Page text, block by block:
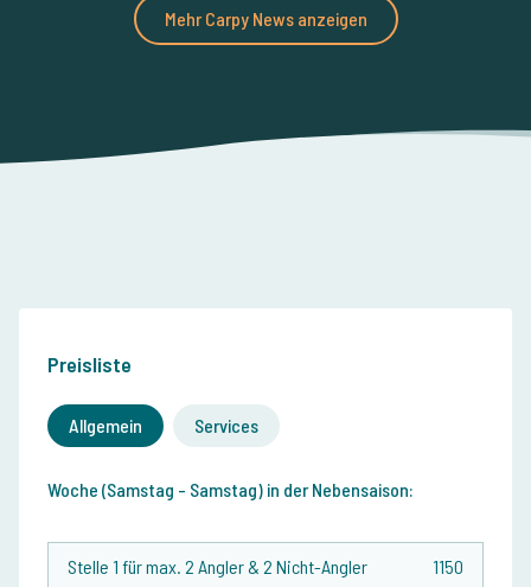
Mehr Carpy News anzeigen
Preisliste
Allgemein Services
Woche (Samstag - Samstag) in der Nebensaison:
Stelle 1 für max. 2 Angler & 2 Nicht-Angler
1150